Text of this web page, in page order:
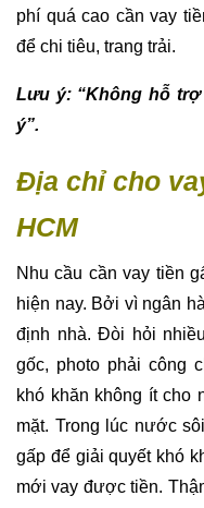
phí quá cao cần vay
để chi tiêu, trang trải.
Lưu ý: “Không hỗ
ý”.
Địa chỉ cho
HCM
Nhu cầu cần vay tiền
hiện nay. Bởi vì ngân
định nhà. Đòi hỏi
gốc, photo phải công
khó khăn không ít cho
mặt. Trong lúc nước
gấp để giải quyết khó
mới vay được tiền.